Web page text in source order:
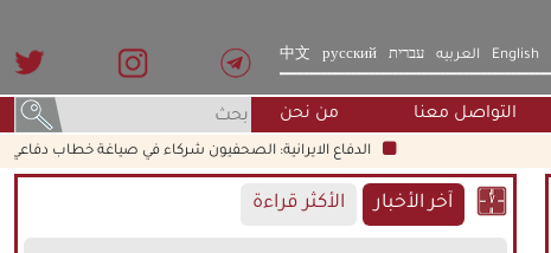
English العربيه עברית русский
中文
التواصل معنا من نحن
الدفاع الايرانية: الصحفيون شركاء في صياغة خطاب دفاعي
آخر الأخبار الأكثر قراءة